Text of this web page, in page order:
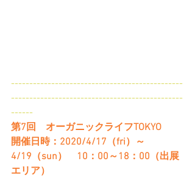
-----------------------------------------------
-----------------------------------------------
------
第7回　オーガニックライフTOKYO
開催日時：2020/4/17（fri）～
4/19（sun）　10：00～18：00（出展
エリア）